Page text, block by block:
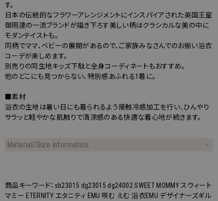
す。
日本の伝統的なフラワーアレンジメントにインスパイアされた英国王室
御用達の一流ブランドが描き下ろす美しい柄はクラシカルな美の中に
モダンテイストも。
同柄でママ、ベビーの展開があるので、ご家族みなさんでのお揃い浴衣
コーデが楽しめます。
別売りの同生地キッズ下駄と全身コーディネートもおすすめ。
他のどこにも見つからない、特別感あふれる1着に。
■素材
浴衣の生地は暑い日にも着られるよう接触冷感加工を行い、ひんやり
サラッと軽やかな肌触りで清涼感のある快適な着心地が続きます。
Material/Size information
商品キーワード：sb23015 dg23015 dg24002 SWEET MOMMY スウィート
マミー ETERNITY エタニティ EMU 咲む えむ 浴衣EMU デザイナーズギル